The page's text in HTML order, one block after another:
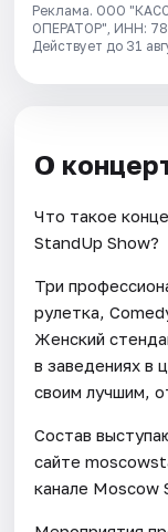
Реклама. ООО
ОПЕРАТОР", ИНН:
Действует до 31
О
Что такое
StandUp Show?
Три
рулетка,
Женский
в заведениях в
своим лучшим,
Состав
сайте
канале Moscow